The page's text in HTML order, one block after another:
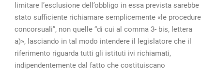
limitare l’esclusione dell’obbligo in essa prevista sarebbe
stato sufficiente richiamare semplicemente «le procedure
concorsuali”, non quelle “di cui al comma 3- bis, lettera
a)», lasciando in tal modo intendere il legislatore che il
riferimento riguarda tutti gli istituti ivi richiamati,
indipendentemente dal fatto che costituiscano